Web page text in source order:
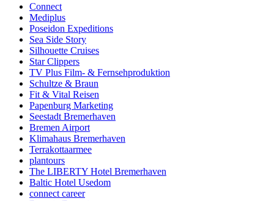
Connect
Mediplus
Poseidon Expeditions
Sea Side Story
Silhouette Cruises
Star Clippers
TV Plus Film- & Fernsehproduktion
Schultze & Braun
Fit & Vital Reisen
Papenburg Marketing
Seestadt Bremerhaven
Bremen Airport
Klimahaus Bremerhaven
Terrakottaarmee
plantours
The LIBERTY Hotel Bremerhaven
Baltic Hotel Usedom
connect career